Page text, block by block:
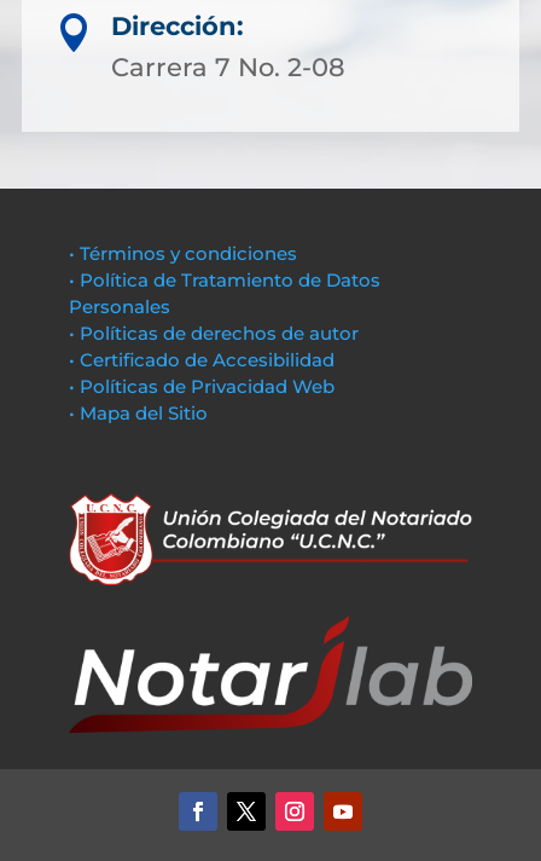

Dirección:
Carrera 7 No. 2-08
• Términos y condiciones
• Política de Tratamiento de Datos
Personales
• Políticas de derechos de autor
• Certificado de Accesibilidad
• Políticas de Privacidad Web
• Mapa del Sitio